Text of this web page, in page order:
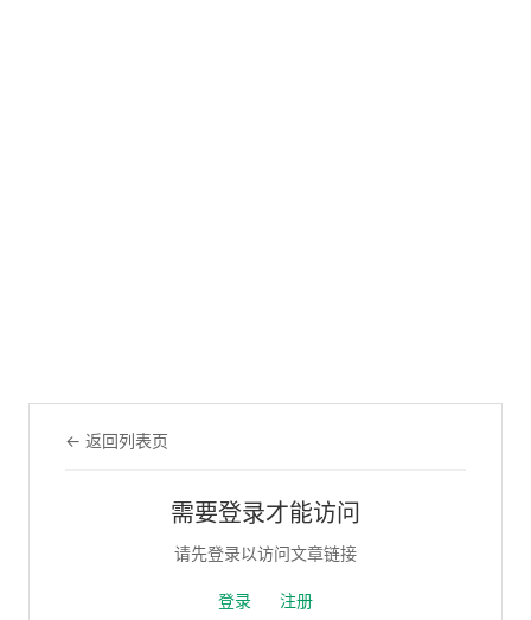
← 返回列表页
需要登录才能访问
请先登录以访问文章链接
登录 注册